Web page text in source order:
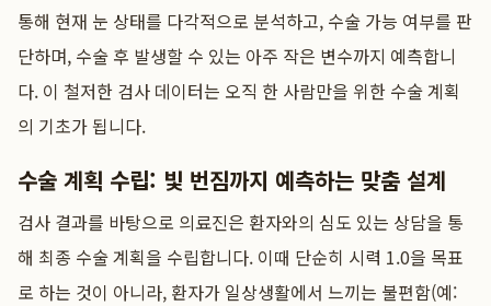
통해 현재 눈 상태를 다각적으로 분석하고, 수술 가능 여부를 판
단하며, 수술 후 발생할 수 있는 아주 작은 변수까지 예측합니
다. 이 철저한 검사 데이터는 오직 한 사람만을 위한 수술 계획
의 기초가 됩니다.
수술 계획 수립: 빛 번짐까지 예측하는 맞춤 설계
검사 결과를 바탕으로 의료진은 환자와의 심도 있는 상담을 통
해 최종 수술 계획을 수립합니다. 이때 단순히 시력 1.0을 목표
로 하는 것이 아니라, 환자가 일상생활에서 느끼는 불편함(예: